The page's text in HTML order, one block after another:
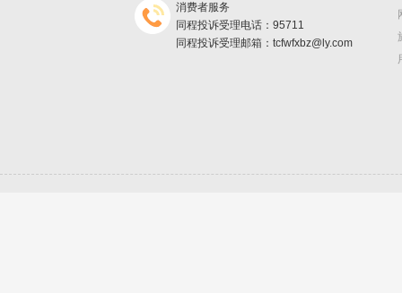
消费者服务
同程投诉受理电话：95711
同程投诉受理邮箱：tcfwfxbz@ly.com